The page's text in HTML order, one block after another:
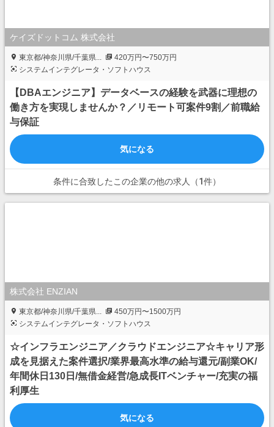
ケイズドットコム 株式会社
東京都/神奈川県/千葉県...
420万円〜750万円
システムインテグレータ・ソフトハウス
【DBAエンジニア】データベースの経験を武器に理想の
働き方を実現しませんか？／リモート可案件9割／前職給
与保証
気になる
条件に合致したこの企業の他の求人（1件）
株式会社 ENZIAN
東京都/神奈川県/千葉県...
450万円〜1500万円
システムインテグレータ・ソフトハウス
☆インフラエンジニア／クラウドエンジニア☆キャリア形
成を見据えた案件選択/業界最高水準の給与還元/副業OK/
年間休日130日/無借金経営/急成長ITベンチャー/充実の福
利厚生
気になる